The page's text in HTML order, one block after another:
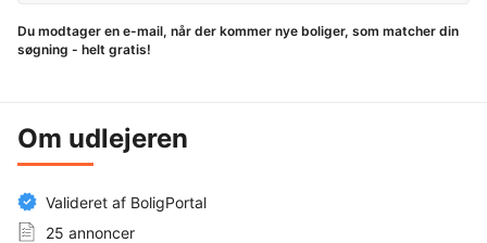
Du modtager en e-mail, når der kommer nye boliger, som matcher din
søgning - helt gratis!
Om udlejeren
Valideret af BoligPortal
25 annoncer